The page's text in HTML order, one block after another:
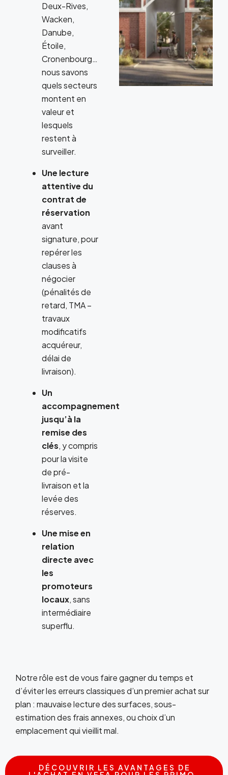
Deux-Rives,
Wacken,
Danube,
Étoile,
Cronenbourg…
nous savons
quels secteurs
montent en
valeur et
lesquels
restent à
surveiller.
Une lecture
attentive du
contrat de
réservation
avant
signature, pour
repérer les
clauses à
négocier
(pénalités de
retard, TMA –
travaux
modificatifs
acquéreur,
délai de
livraison).
Un
accompagnement
jusqu’à la
remise des
clés, y compris
pour la visite
de pré-
livraison et la
levée des
réserves.
Une mise en
relation
directe avec
les
promoteurs
locaux, sans
intermédiaire
superflu.
Notre rôle est de vous faire gagner du temps et
d’éviter les erreurs classiques d’un premier achat sur
plan : mauvaise lecture des surfaces, sous-
estimation des frais annexes, ou choix d’un
emplacement qui vieillit mal.
DÉCOUVRIR LES AVANTAGES DE